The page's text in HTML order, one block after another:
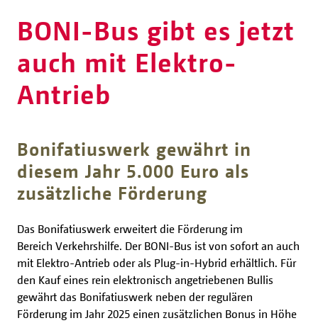
BONI-Bus gibt es jetzt
auch mit Elektro-
Antrieb
Bonifatiuswerk gewährt in
diesem Jahr 5.000 Euro als
zusätzliche Förderung
Das Bonifatiuswerk erweitert die Förderung im
Bereich Verkehrshilfe. Der BONI-Bus ist von sofort an auch
mit Elektro-Antrieb oder als Plug-in-Hybrid erhältlich. Für
den Kauf eines rein elektronisch angetriebenen Bullis
gewährt das Bonifatiuswerk neben der regulären
Förderung im Jahr 2025 einen zusätzlichen Bonus in Höhe